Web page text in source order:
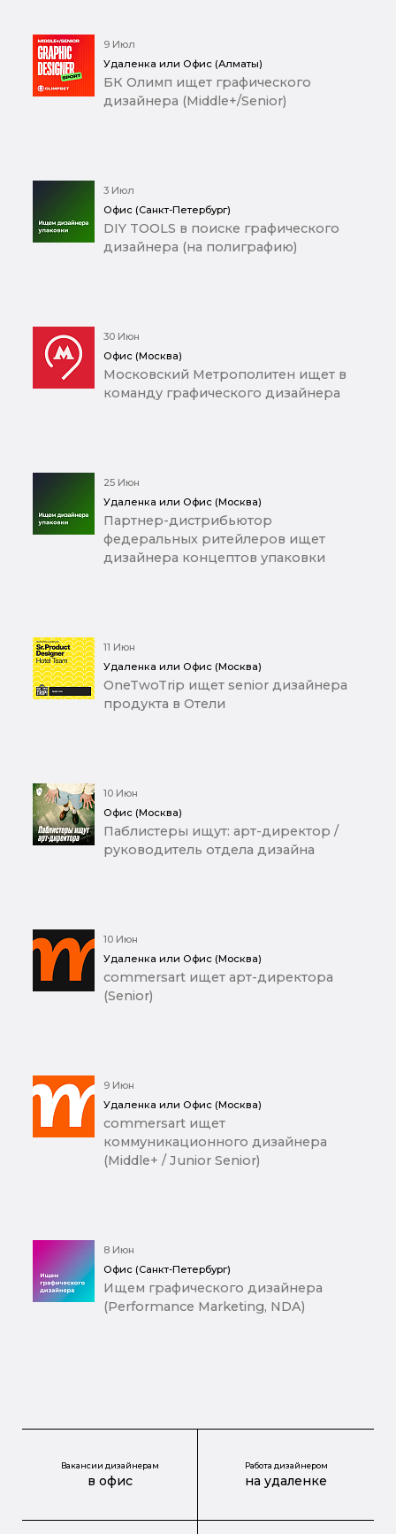
9 Июл
Удаленка или Офис (Алматы)
БК Олимп ищет графического
дизайнера (Middle+/Senior)
3 Июл
Офис (Санкт-Петербург)
DIY TOOLS в поиске графического
дизайнера (на полиграфию)
30 Июн
Офис (Москва)
Московский Метрополитен ищет в
команду графического дизайнера
25 Июн
Удаленка или Офис (Москва)
Партнер-дистрибьютор
федеральных ритейлеров ищет
дизайнера концептов упаковки
11 Июн
Удаленка или Офис (Москва)
OneTwoTrip ищет senior дизайнера
продукта в Отели
10 Июн
Офис (Москва)
Паблистеры ищут: арт-директор /
руководитель отдела дизайна
10 Июн
Удаленка или Офис (Москва)
commersart ищет арт-директора
(Senior)
9 Июн
Удаленка или Офис (Москва)
commersart ищет
коммуникационного дизайнера
(Middle+ / Junior Senior)
8 Июн
Офис (Санкт-Петербург)
Ищем графического дизайнера
(Performance Marketing, NDA)
Вакансии дизайнерам
в офис
Работа дизайнером
на удаленке